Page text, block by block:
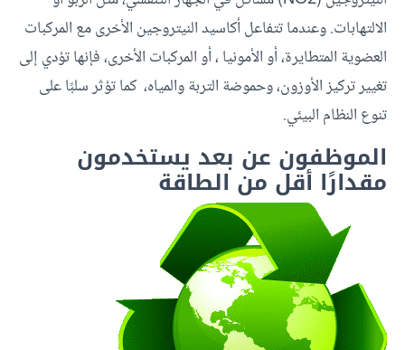
الالتهابات. وعندما تتفاعل أكاسيد النيتروجين الأخرى مع المركبات
العضوية المتطايرة، أو الأمونيا ، أو المركبات الأخرى، فإنها تؤدي إلى
تغيير تركيز الأوزون، وحموضة التربة والمياه، كما تؤثر سلبًا على
تنوع النظام البيئي.
الموظفون عن بعد يستخدمون
مقدارًا أقل من الطاقة